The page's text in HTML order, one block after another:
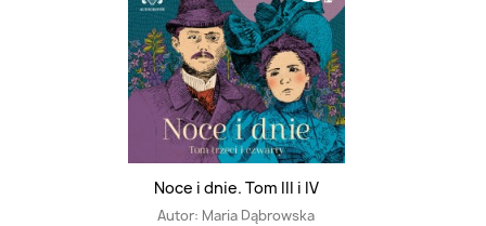
Noce i dnie. Tom III i IV
Autor: Maria Dąbrowska